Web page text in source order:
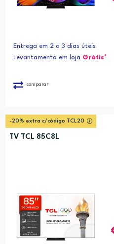
Entrega em 2 a 3 dias úteis
Levantamento em loja Grátis*
comparar
-20% extra c/código TCL20
TV TCL 85C8L